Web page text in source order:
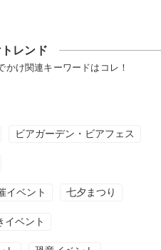
レンド
け関連キーワードはコレ！
ビアガーデン・ビアフェス
イベント 七夕まつり
イベント